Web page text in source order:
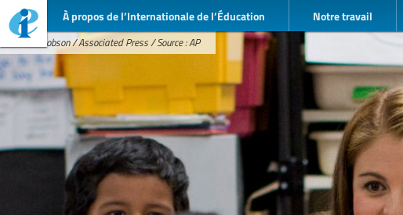
À propos de l’Internationale de l’Éducation Notre travail
Julie Jacobson / Associated Press / Source : AP